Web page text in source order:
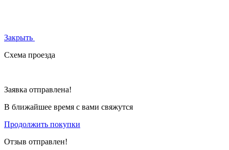
Закрыть
Схема проезда
Заявка отправлена!
В ближайшее время с вами свяжутся
Продолжить покупки
Отзыв отправлен!